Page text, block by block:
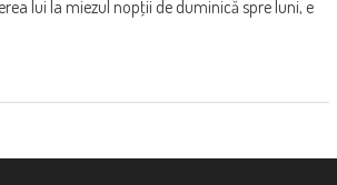
lui la miezul nopţii de duminică spre luni, e